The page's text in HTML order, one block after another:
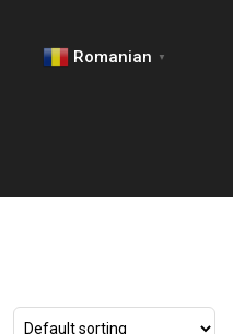
Romanian ▼